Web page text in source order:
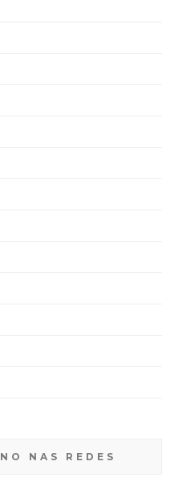
NAS REDES